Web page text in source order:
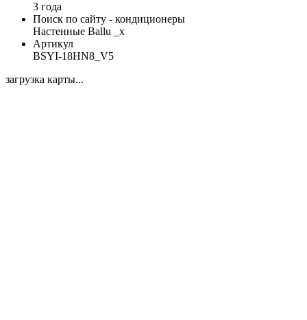
3 года
Поиск по сайту - кондиционеры
Настенные Ballu _x
Артикул
BSYI-18HN8_V5
загрузка карты...